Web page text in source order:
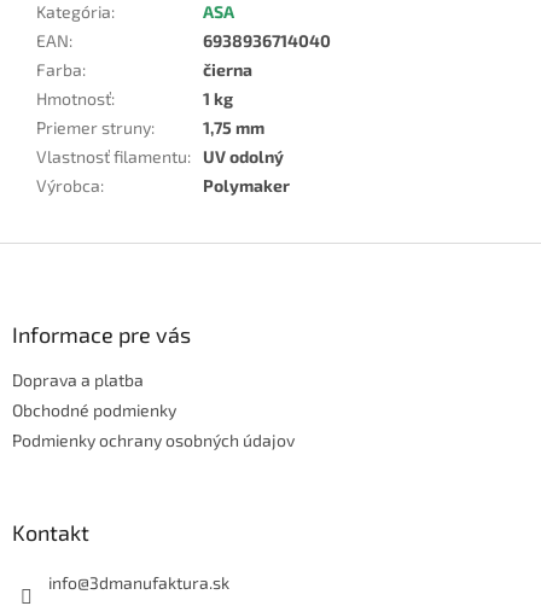
Kategória:
ASA
EAN:
6938936714040
Farba:
čierna
Hmotnosť:
1 kg
Priemer struny:
1,75 mm
Vlastnosť filamentu:
UV odolný
Výrobca: Polymaker
Informace pre vás
Doprava a platba
Obchodné podmienky
Podmienky ochrany osobných údajov
Kontakt
info@3dmanufaktura.sk